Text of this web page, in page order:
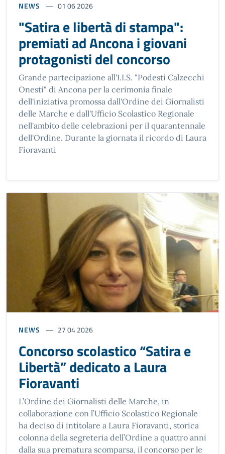
NEWS 01 06 2026
"Satira e libertà di stampa":
premiati ad Ancona i giovani
protagonisti del concorso
Grande partecipazione all'I.I.S. "Podesti Calzecchi
Onesti" di Ancona per la cerimonia finale
dell'iniziativa promossa dall'Ordine dei Giornalisti
delle Marche e dall'Ufficio Scolastico Regionale
nell'ambito delle celebrazioni per il quarantennale
dell'Ordine. Durante la giornata il ricordo di Laura
Fioravanti
NEWS 27 04 2026
Concorso scolastico “Satira e
Libertà” dedicato a Laura
Fioravanti
L’Ordine dei Giornalisti delle Marche, in
collaborazione con l’Ufficio Scolastico Regionale
ha deciso di intitolare a Laura Fioravanti, storica
colonna della segreteria dell’Ordine a quattro anni
dalla sua prematura scomparsa, il concorso per le